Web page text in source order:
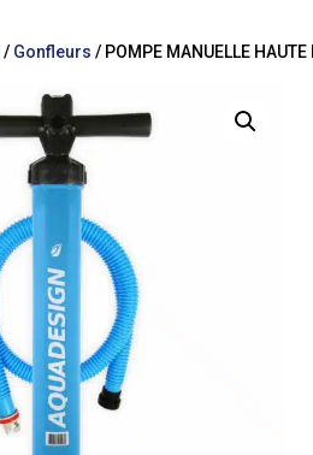
/ Gonfleurs / POMPE MANUELLE HAUTE